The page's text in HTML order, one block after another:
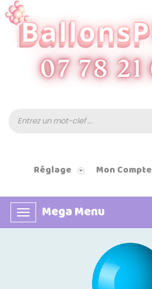
Réglage Mon Compte
Basculer
la
Mega Menu